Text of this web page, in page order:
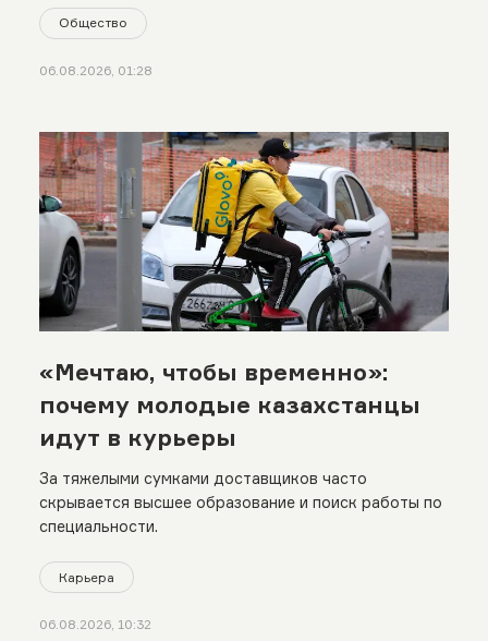
Общество
06.08.2026, 01:28
«Мечтаю, чтобы временно»:
почему молодые казахстанцы
идут в курьеры
За тяжелыми сумками доставщиков часто
скрывается высшее образование и поиск работы по
специальности.
Карьера
06.08.2026, 10:32